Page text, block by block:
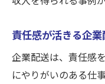
軽貨物配送
ドライバー
10代〜50
責任感が活きる企
企業配送は、責任感
にやりがいのある仕